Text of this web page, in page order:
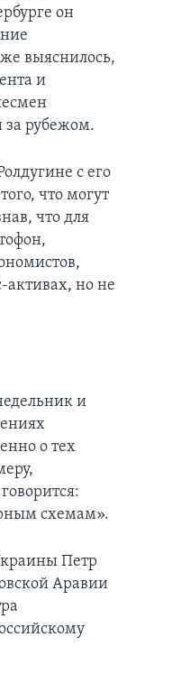
он
выяснилось,
и
за рубежом.
с его
что могут
что для
активах, но не
и
о тех
схемам».
Петр
Аравии